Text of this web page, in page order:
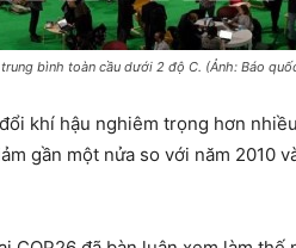
bình toàn cầu dưới 2 độ C. (Ảnh: Báo
khí hậu nghiêm trọng hơn
gần một nửa so với năm 2010